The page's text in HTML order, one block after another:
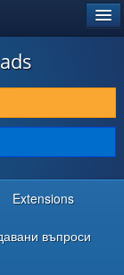
Extensions
въпроси